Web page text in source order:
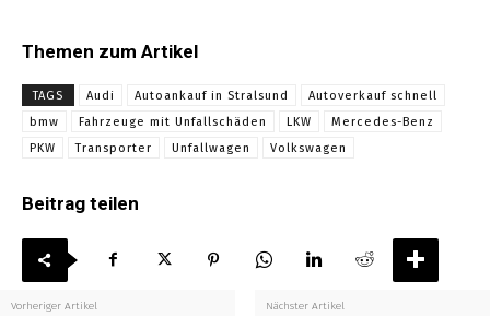
Themen zum Artikel
TAGS Audi Autoankauf in Stralsund
Autoverkauf schnell
bmw
Fahrzeuge mit Unfallschäden LKW
Mercedes-Benz
PKW
Transporter Unfallwagen Volkswagen
Beitrag teilen
Vorheriger Artikel Nächster Artikel